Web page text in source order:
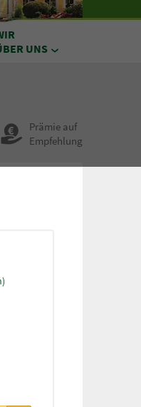
UNS
Prämie auf
Empfehlung